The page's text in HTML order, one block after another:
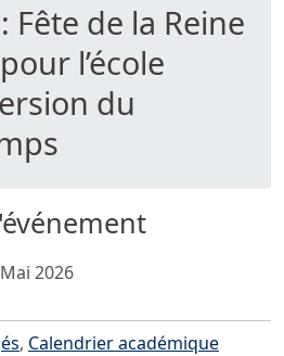
Fête de la Reine
l’école
du
2026
, Calendrier académique